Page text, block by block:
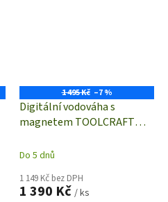
1 495 Kč –7 %
Digitální vodováha s
magnetem TOOLCRAFT
mm/m
Do 5 dnů
1 149 Kč bez DPH
1 390 Kč / ks